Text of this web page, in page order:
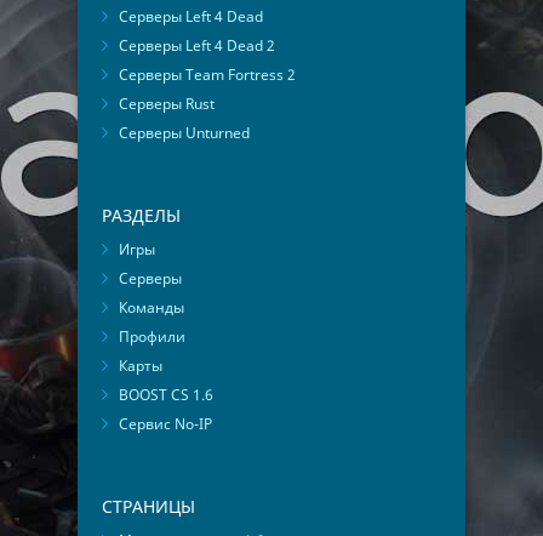
Серверы Left 4 Dead
Серверы Left 4 Dead 2
Серверы Team Fortress 2
Серверы Rust
Серверы Unturned
РАЗДЕЛЫ
Игры
Серверы
Команды
Профили
Карты
BOOST CS 1.6
Сервис No-IP
СТРАНИЦЫ